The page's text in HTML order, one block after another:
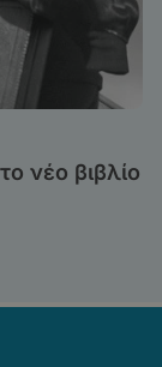
νέο βιβλίο